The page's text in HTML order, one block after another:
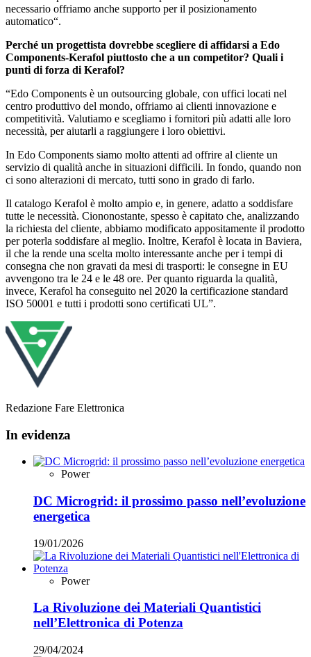
necessario offriamo anche supporto per il posizionamento
automatico“.
Perché un progettista dovrebbe scegliere di affidarsi a Edo
Components-Kerafol piuttosto che a un competitor? Quali i
punti di forza di Kerafol?
“Edo Components è un outsourcing globale, con uffici locati nel
centro produttivo del mondo, offriamo ai clienti innovazione e
competitività. Valutiamo e scegliamo i fornitori più adatti alle loro
necessità, per aiutarli a raggiungere i loro obiettivi.
In Edo Components siamo molto attenti ad offrire al cliente un
servizio di qualità anche in situazioni difficili. In fondo, quando non
ci sono alterazioni di mercato, tutti sono in grado di farlo.
Il catalogo Kerafol è molto ampio e, in genere, adatto a soddisfare
tutte le necessità. Ciononostante, spesso è capitato che, analizzando
la richiesta del cliente, abbiamo modificato appositamente il prodotto
per poterla soddisfare al meglio. Inoltre, Kerafol è locata in Baviera,
il che la rende una scelta molto interessante anche per i tempi di
consegna che non gravati da mesi di trasporti: le consegne in EU
avvengono tra le 24 e le 48 ore. Per quanto riguarda la qualità,
invece, Kerafol ha conseguito nel 2020 la certificazione standard
ISO 50001 e tutti i prodotti sono certificati UL”.
Redazione Fare Elettronica
In evidenza
Power
DC Microgrid: il prossimo passo nell’evoluzione
energetica
19/01/2026
Power
La Rivoluzione dei Materiali Quantistici
nell’Elettronica di Potenza
29/04/2024